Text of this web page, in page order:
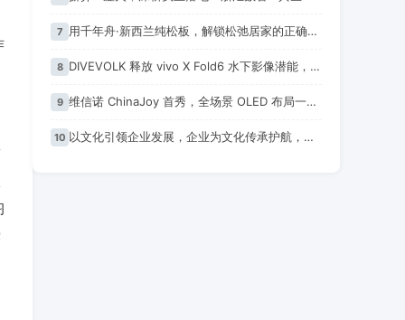
7 用千年舟·新西兰纯松板，解锁松弛居家的正确打开方式
8 DIVEVOLK 释放 vivo X Fold6 水下影像潜能，助力李子韬记录伯利兹大蓝洞
9 维信诺 ChinaJoy 首秀，全场景 OLED 布局一口气看完，蓝图乍现
10 以文化引领企业发展，企业为文化传承护航，独具匠心造好板，文化艺术赋新生